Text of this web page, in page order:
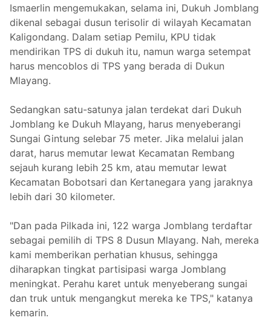
Ismaerlin mengemukakan, selama ini, Dukuh Jomblang
dikenal sebagai dusun terisolir di wilayah Kecamatan
Kaligondang. Dalam setiap Pemilu, KPU tidak
mendirikan TPS di dukuh itu, namun warga setempat
harus mencoblos di TPS yang berada di Dukun
Mlayang.
Sedangkan satu-satunya jalan terdekat dari Dukuh
Jomblang ke Dukuh Mlayang, harus menyeberangi
Sungai Gintung selebar 75 meter. Jika melalui jalan
darat, harus memutar lewat Kecamatan Rembang
sejauh kurang lebih 25 km, atau memutar lewat
Kecamatan Bobotsari dan Kertanegara yang jaraknya
lebih dari 30 kilometer.
"Dan pada Pilkada ini, 122 warga Jomblang terdaftar
sebagai pemilih di TPS 8 Dusun Mlayang. Nah, mereka
kami memberikan perhatian khusus, sehingga
diharapkan tingkat partisipasi warga Jomblang
meningkat. Perahu karet untuk menyeberang sungai
dan truk untuk mengangkut mereka ke TPS," katanya
kemarin.